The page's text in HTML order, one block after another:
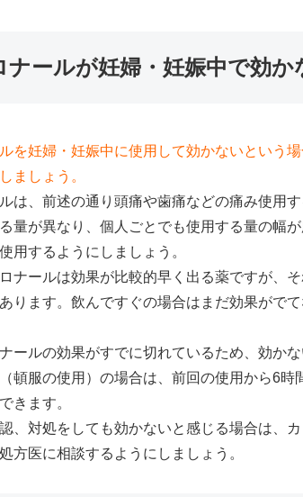
ナールが妊婦・妊娠中で効か
を妊婦・妊娠中に使用して効かないという
ましょう。
は、前述の通り頭痛や歯痛などの痛み使用
量が異なり、個人ごとでも使用する量の幅
用するようにしましょう。
ナールは効果が比較的早く出る薬ですが、
ります。飲んですぐの場合はまだ効果がで
ールの効果がすでに切れているため、効か
頓服の使用）の場合は、前回の使用から6
きます。
認、対処をしても効かないと感じる場合は、
方医に相談するようにしましょう。